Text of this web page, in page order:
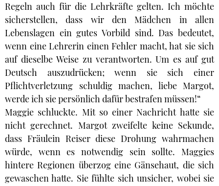
Regeln auch für die Lehrkräfte gelten. Ich möchte
sicherstellen, dass wir den Mädchen in allen
Lebenslagen ein gutes Vorbild sind. Das bedeutet,
wenn eine Lehrerin einen Fehler macht, hat sie sich
auf dieselbe Weise zu verantworten. Um es auf gut
Deutsch auszudrücken; wenn sie sich einer
Pflichtverletzung schuldig machen, liebe Margot,
werde ich sie persönlich dafür bestrafen müssen!“
Maggie schluckte. Mit so einer Nachricht hatte sie
nicht gerechnet. Margot zweifelte keine Sekunde,
dass Fräulein Reiser diese Drohung wahrmachen
würde, wenn es notwendig sein sollte. Maggies
hintere Regionen überzog eine Gänsehaut, die sich
gewaschen hatte. Sie fühlte sich unsicher, wobei sie